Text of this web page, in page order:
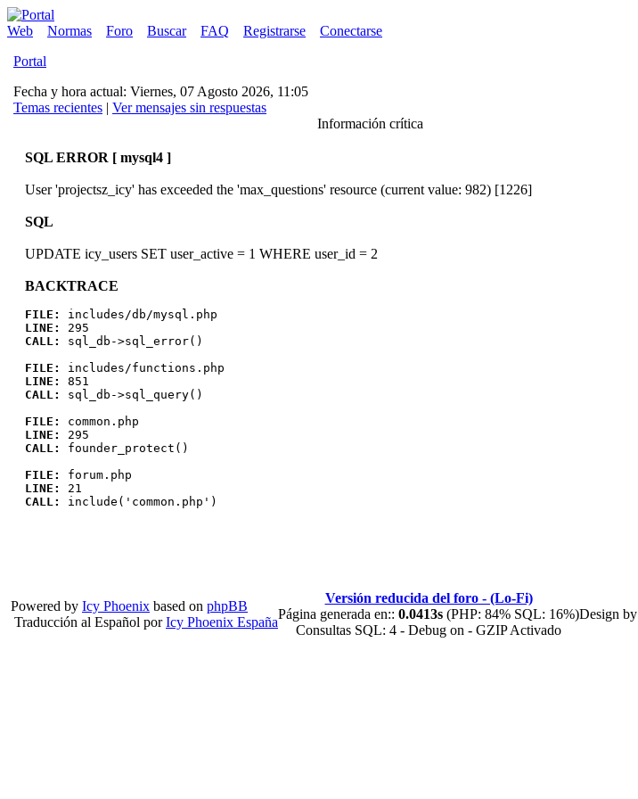
Web Normas Foro Buscar FAQ Registrarse
Conectarse
Portal
Fecha y hora actual: Viernes, 07 Agosto 2026, 11:05
Temas recientes | Ver mensajes sin respuestas
Información crítica
SQL ERROR [ mysql4 ]
User 'projectsz_icy' has exceeded the 'max_questions' resource (current value: 982) [1226]
SQL
UPDATE icy_users SET user_active = 1 WHERE user_id = 2
BACKTRACE
FILE:
includes/db/mysql.php
LINE:
295
CALL:
sql_db->sql_error()
FILE:
includes/functions.php
LINE:
851
CALL:
sql_db->sql_query()
FILE:
common.php
LINE:
295
CALL:
founder_protect()
FILE:
forum.php
LINE:
21
CALL:
include('common.php')
Powered by Icy Phoenix based on phpBB
Traducción al Español porIcy Phoenix España
Versión reducida del foro - (Lo-Fi)
Página generada en:: 0.0413s (PHP: 84% SQL: 16%)
Consultas SQL: 4 - Debug on - GZIP Activado
Design by